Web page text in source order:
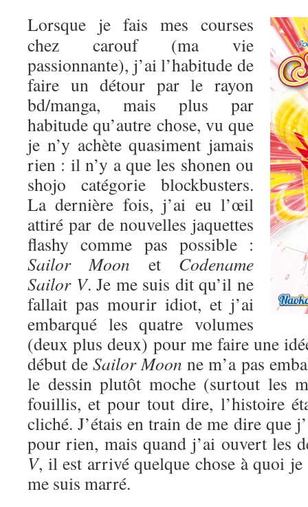
Lorsque je fais mes courses
chez carouf (ma vie
passionnante), j’ai l’habitude de
faire un détour par le rayon
bd/manga, mais plus par
habitude qu’autre chose, vu que
je n’y achète quasiment jamais
rien : il n’y a que les shonen ou
shojo catégorie blockbusters.
La dernière fois, j’ai eu l’œil
attiré par de nouvelles jaquettes
flashy comme pas possible :
Sailor Moon et Codename
Sailor V. Je me suis dit qu’il ne
fallait pas mourir idiot, et j’ai
embarqué les quatre volumes
(deux plus deux) pour me faire une
début deSailor Moon ne m’a pas
le dessin plutôt moche (surtout les
fouillis, et pour tout dire, l’histoire
cliché. J’étais en train de me dire que
pour rien, mais quand j’ai ouvert les
V, il est arrivé quelque chose à quoi je
me suis marré.